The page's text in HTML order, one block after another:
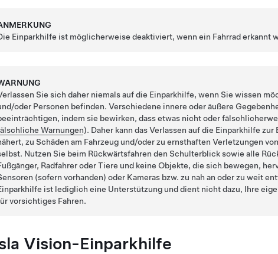
Einparkhilfe ist möglicherweise deaktiviert, wenn ein Fahrrad erkannt
Sie sich daher niemals auf die Einparkhilfe, wenn Sie wissen
oder Personen befinden. Verschiedene innere oder äußere
indem sie bewirken, dass etwas nicht oder
Warnungen). Daher kann das Verlassen auf die Einparkhilfe zur
zu Schäden am Fahrzeug und/oder zu ernsthaften Verletzungen
Nutzen Sie beim Rückwärtsfahren den Schulterblick sowie alle
Radfahrer oder Tiere und keine Objekte, die sich bewegen,
(sofern vorhanden)oder Kameras bzw. zu nah an oder zu weit
ist lediglich eine Unterstützung und dient nicht dazu, Ihre
vorsichtiges Fahren.
Vision-Einparkhilfe